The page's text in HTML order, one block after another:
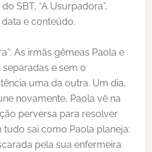
SBT, “A Usurpadora”,
e conteúdo.
As irmãs gêmeas Paola e
e sem o
uma da outra. Um dia,
novamente, Paola vê na
perversa para resolver
sai como Paola planeja:
pela sua enfermeira